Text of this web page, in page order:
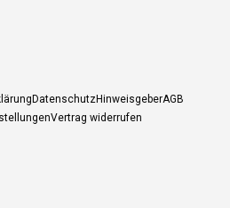
DatenschutzHinweisgeberAGB
Vertrag widerrufen